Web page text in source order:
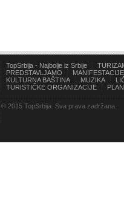
TopSrbija - Najbolje iz Srbije
PREDSTAVLJAMO
MANIFESTACIJE
KULTURNA BAŠTINA
MUZIKA
TURISTIČKE ORGANIZACIJE
© 2015 TopSrbija. Sva prava zadržana.